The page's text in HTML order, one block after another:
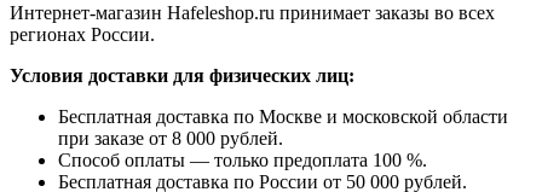
Интернет-магазин Hafeleshop.ru принимает заказы во всех
регионах России.
Условия доставки для физических лиц:
Бесплатная доставка по Москве и московской области
при заказе от 8 000 рублей.
Способ оплаты — только предоплата 100 %.
Бесплатная доставка по России от 50 000 рублей.